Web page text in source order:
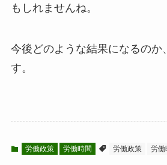
もしれませんね。
今後どのような結果になるのか
す。
労働政策 労働時間 労働政策 労働